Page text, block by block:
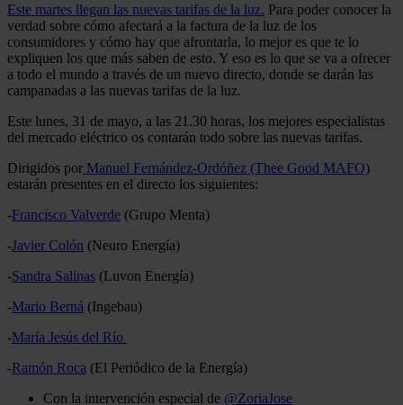
Este martes llegan las nuevas tarifas de la luz. Para poder conocer la
verdad sobre cómo afectará a la factura de la luz de los
consumidores y cómo hay que afrontarla, lo mejor es que te lo
expliquen los que más saben de esto. Y eso es lo que se va a ofrecer
a todo el mundo a través de un nuevo directo, donde se darán las
campanadas a las nuevas tarifas de la luz.
Este lunes, 31 de mayo, a las 21.30 horas, los mejores especialistas
del mercado eléctrico os contarán todo sobre las nuevas tarifas.
Dirigidos por Manuel Fernández-Ordóñez (Thee Good MAFO)
estarán presentes en el directo los siguientes:
-Francisco Valverde (Grupo Menta)
-Javier Colón (Neuro Energía)
-Sandra Salinas (Luvon Energía)
-Mario Berná (Ingebau)
-María Jesús del Río
-Ramón Roca (El Periódico de la Energía)
Con la intervención especial de @ZoriaJose